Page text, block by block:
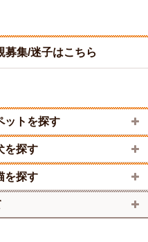
募集/迷子はこちら
ットを探す
を探す
を探す